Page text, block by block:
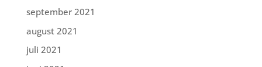
september 2021
august 2021
juli 2021